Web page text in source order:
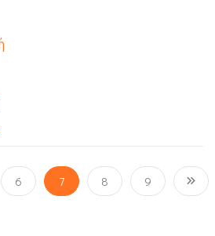
6 7 8 9